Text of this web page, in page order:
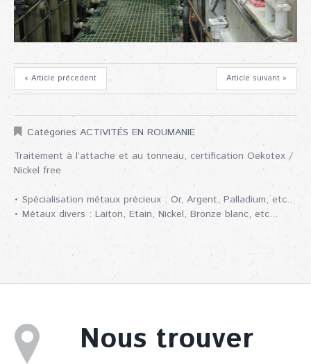
« Article précedent Article suivant »
Catégories ACTIVITÉS EN ROUMANIE
Traitement à l’attache et au tonneau, certification Oekotex /
Nickel free
• Spécialisation métaux précieux : Or, Argent, Palladium, etc...
• Métaux divers : Laiton, Etain, Nickel, Bronze blanc, etc...
Nous trouver